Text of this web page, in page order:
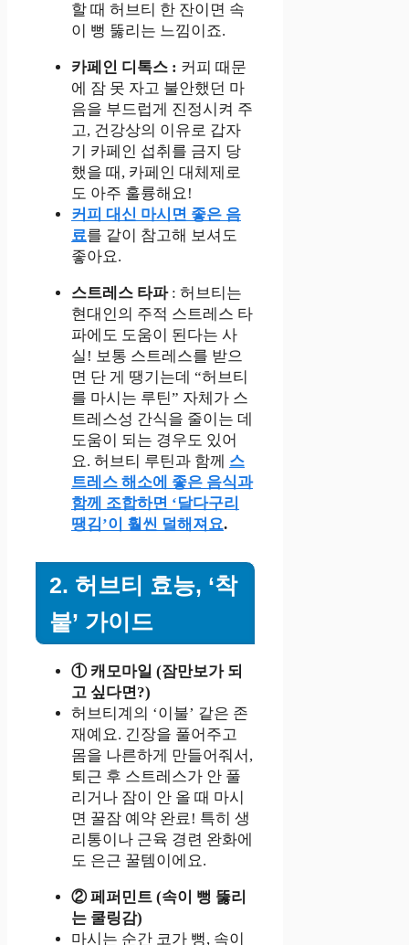
할 때 허브티 한 잔이면 속
이 뻥 뚫리는 느낌이죠.
카페인 디톡스 : 커피 때문
에 잠 못 자고 불안했던 마
음을 부드럽게 진정시켜 주
고, 건강상의 이유로 갑자
기 카페인 섭취를 금지 당
했을 때, 카페인 대체제로
도 아주 훌륭해요!
커피 대신 마시면 좋은 음
료를 같이 참고해 보셔도
좋아요.
스트레스 타파: 허브티는
현대인의 주적 스트레스 타
파에도 도움이 된다는 사
실! 보통 스트레스를 받으
면 단 게 땡기는데 “허브티
를 마시는 루틴” 자체가 스
트레스성 간식을 줄이는 데
도움이 되는 경우도 있어
요. 허브티 루틴과 함께 스
트레스 해소에 좋은 음식과
함께 조합하면 ‘달다구리
땡김’이 훨씬 덜해져요.
2. 허브티 효능, ‘착
붙’ 가이드
① 캐모마일 (잠만보가 되
고 싶다면?)
허브티계의 ‘이불’ 같은 존
재예요. 긴장을 풀어주고
몸을 나른하게 만들어줘서,
퇴근 후 스트레스가 안 풀
리거나 잠이 안 올 때 마시
면 꿀잠 예약 완료! 특히 생
리통이나 근육 경련 완화에
도 은근 꿀템이에요.
② 페퍼민트 (속이 뻥 뚫리
는 쿨링감)
마시는 순간 코가 뻥, 속이